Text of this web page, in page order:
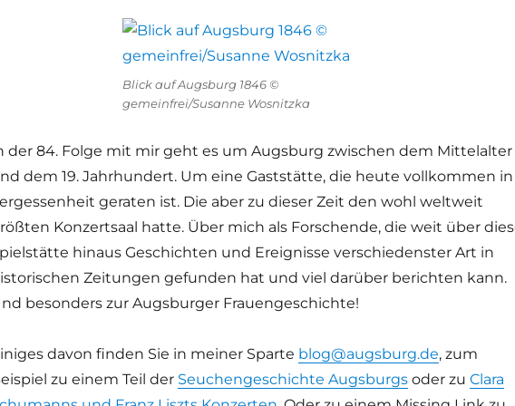
Blick auf Augsburg 1846 ©
gemeinfrei/Susanne Wosnitzka
der 84. Folge mit mir geht es um Augsburg zwischen dem Mittelalter
dem 19. Jahrhundert. Um eine Gaststätte, die heute vollkommen in
geraten ist. Die aber zu dieser Zeit den wohl weltweit
Konzertsaal hatte. Über mich als Forschende, die weit über
hinaus Geschichten und Ereignisse verschiedenster Art in
Zeitungen gefunden hat und viel darüber berichten kann.
besonders zur Augsburger Frauengeschichte!
davon finden Sie in meiner Sparte blog@augsburg.de, zum
zu einem Teil der Seuchengeschichte Augsburgsoder zu Clara